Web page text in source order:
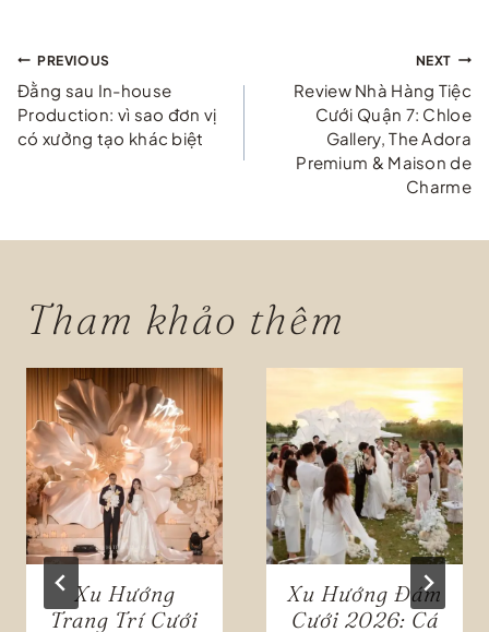
Điều
hướng
bài
PREVIOUS
Đằng sau In-house
Production: vì sao đơn vị
có xưởng tạo khác biệt
NEXT
Review Nhà Hàng Tiệc
Cưới Quận 7: Chloe
Gallery, The Adora
Premium & Maison de
Charme
Tham khảo thêm
Xu Hướng
Trang Trí Cưới
Xu Hướng Đám
Cưới 2026: Cá